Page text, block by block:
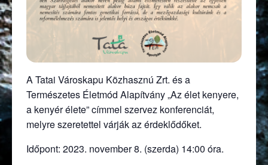
A Tatai Városkapu Közhasznú Zrt. és a
Természetes Életmód Alapítvány „Az élet kenyere,
a kenyér élete” címmel szervez konferenciát,
melyre szeretettel várják az érdeklődőket.
Időpont: 2023. november 8. (szerda) 14:00 óra.